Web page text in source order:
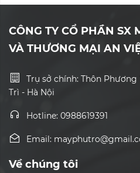
CÔNG TY CỔ PHẦN SX
VÀ THƯƠNG MẠI AN
Trụ sở chính: Thôn Phương
Trì - Hà Nội
Hotline: 0988619391
Email:
Về chúng tôi